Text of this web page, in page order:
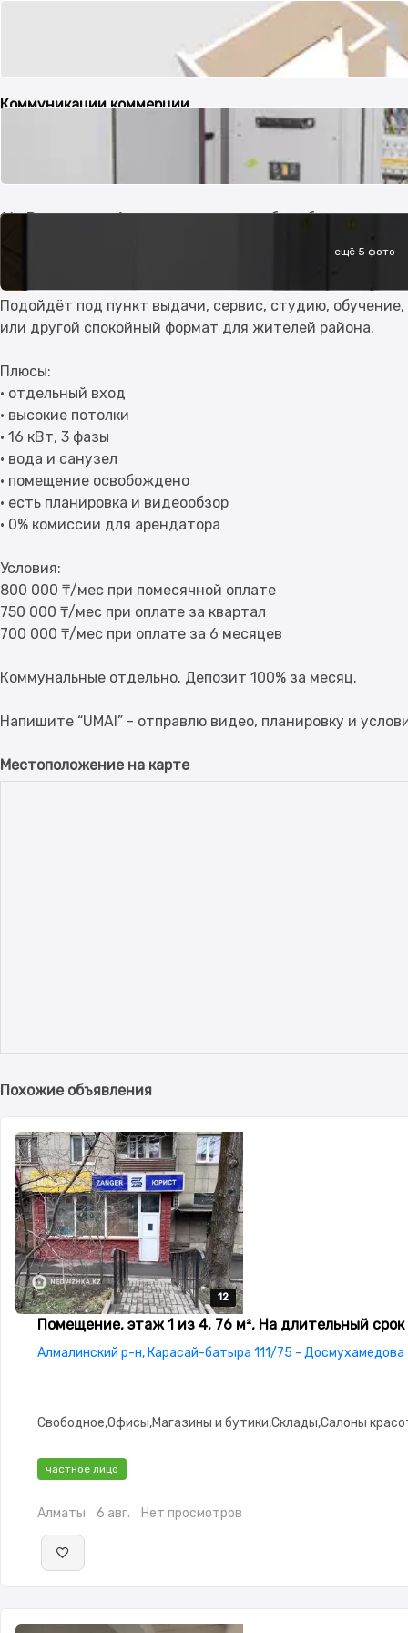
ещё 5 фото
Коммуникации коммерции
Отопление Вентиляция
16 кВт, потолки 4 м и помещение уже без
Сдаётся коммерческое помещение в UMAI, район с
Подойдёт под пункт выдачи, сервис, студию,
или другой спокойный формат для жителей района.
Плюсы:
• отдельный вход
• высокие потолки
• 16 кВт, 3 фазы
• вода и санузел
• помещение освобождено
• есть планировка и видеообзор
• 0% комиссии для арендатора
Условия:
800 000 ₸/мес при помесячной оплате
750 000 ₸/мес при оплате за квартал
700 000 ₸/мес при оплате за 6 месяцев
Коммунальные отдельно. Депозит 100% за месяц.
Местоположение на карте
Похожие объявления
12
12
12
12
12
Помещение, этаж 1 из 4, 76 м², На длительный срок
Алмалинский р-н, Карасай-батыра 111/75 - Досмухамедова
Свободное,Офисы,Магазины и бутики,Склады,Салоны
частное лицо
Алматы 6 авг. Нет просмотров